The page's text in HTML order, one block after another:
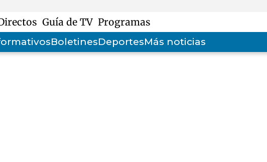
Guía de TV Programas
BoletinesDeportesMás noticias